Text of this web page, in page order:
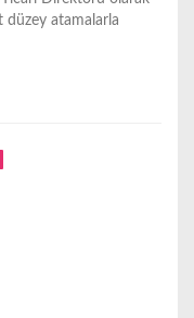
düzey atamalarla